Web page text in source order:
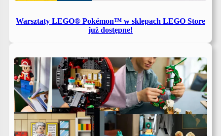
Warsztaty LEGO® Pokémon™ w sklepach LEGO Store
już dostępne!